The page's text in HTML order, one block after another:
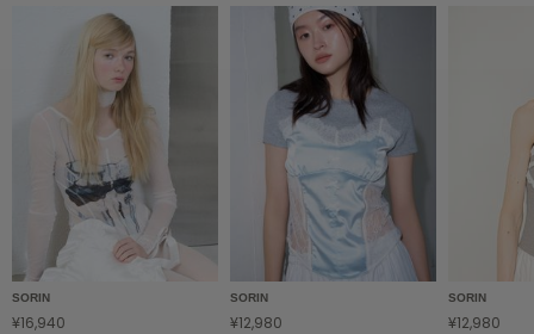
HOKA ONEONE
LAATO
ラート
le
ル
SORIN
¥16,940
SORIN
¥12,980
SORIN
¥12,980